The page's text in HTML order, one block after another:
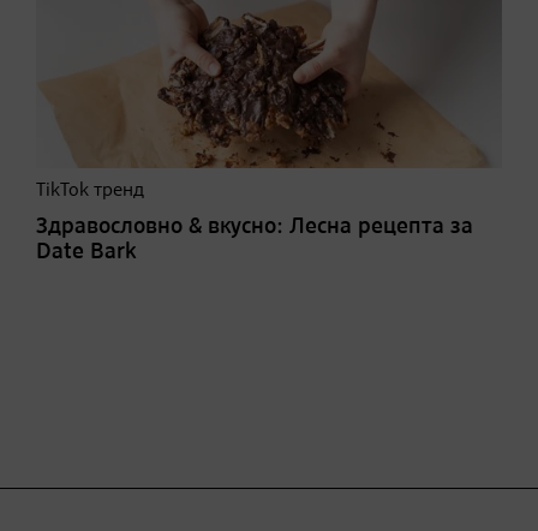
TikTok тренд
Здравословно & вкусно: Лесна рецепта за
Date Bark